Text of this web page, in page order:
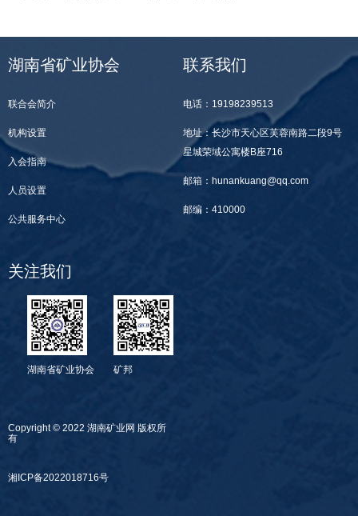
湖南省矿业协会
联合会简介
机构设置
入会指南
人员设置
公共服务中心
联系我们
电话：19198239513
地址：长沙市天心区芙蓉南路二段9号
星城荣域公寓楼B座716
邮箱：hunankuang@qq.com
邮编：410000
关注我们
湖南省矿业协会 矿邦
Copyright © 2022 湖南矿业网 版权所
有
湘ICP备2022018716号